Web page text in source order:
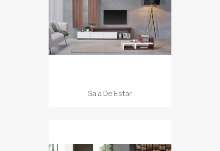
Sala De Estar